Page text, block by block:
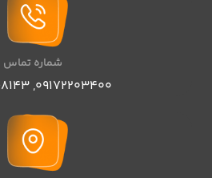
شماره تماس
09172203400
,